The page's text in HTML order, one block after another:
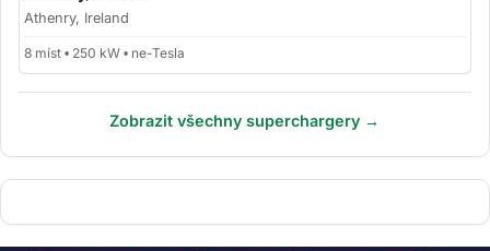
Athenry, Ireland
8 míst • 250 kW • ne-Tesla
Zobrazit všechny superchargery →